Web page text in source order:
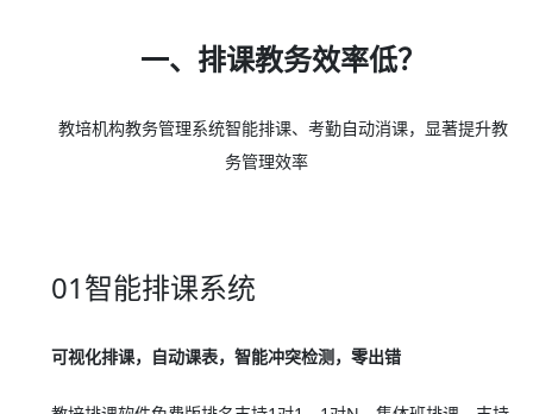
一、排课教务效率低？
教培机构教务管理系统智能排课、考勤自动消课，显著提升教
务管理效率
01智能排课系统
可视化排课，自动课表，智能冲突检测，零出错